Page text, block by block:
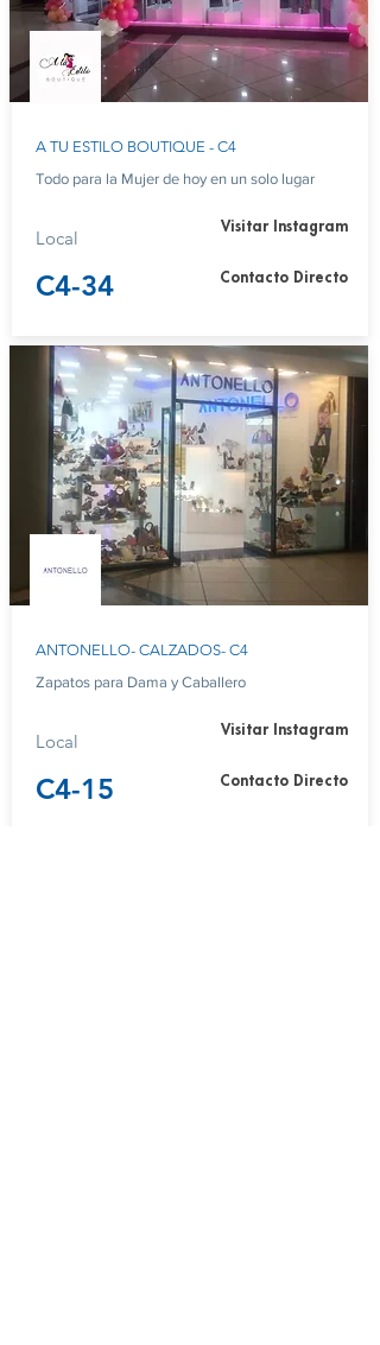
A TU ESTILO BOUTIQUE - C4
Todo para la Mujer de hoy en un solo lugar
Local
Visitar Instagram
C4-34 Contacto Directo
ANTONELLO- CALZADOS- C4
Zapatos para Dama y Caballero
Local
Visitar Instagram
C4-15 Contacto Directo